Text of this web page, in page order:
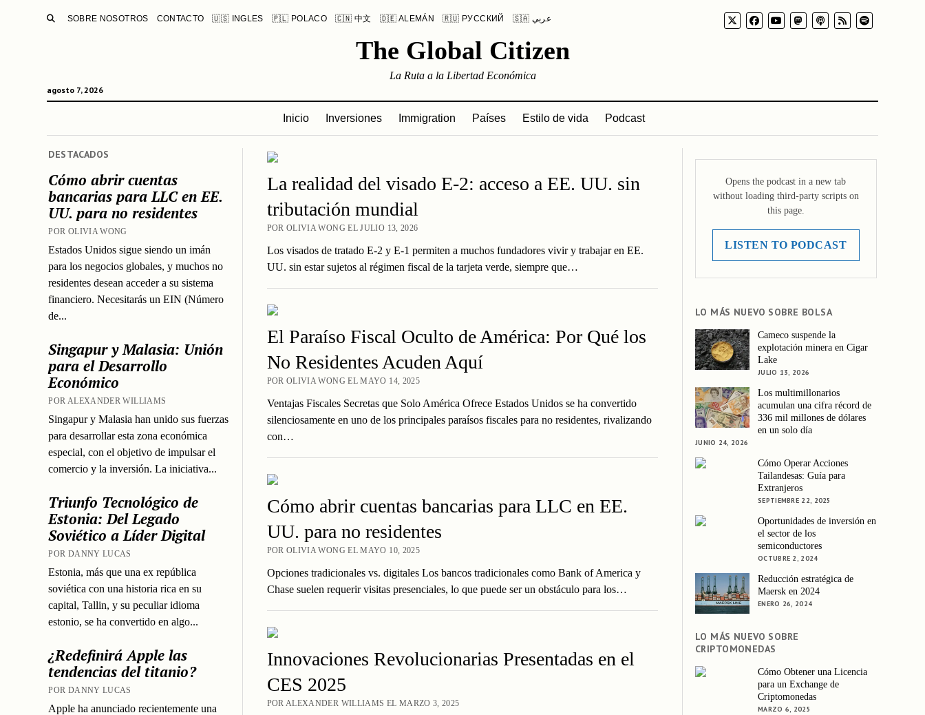
BUSCAR
SOBRE NOSOTROS CONTACTO 🇺🇸 INGLES 🇵🇱 POLACO 🇨🇳 中文 🇩🇪 ALEMÁN 🇷🇺 РУССКИЙ 🇸🇦 عربي
The Global Citizen
agosto 7, 2026
La Ruta a la Libertad Económica
Inicio Inversiones Immigration Países Estilo de vida Podcast
DESTACADOS
Cómo abrir cuentas
bancarias para LLC en EE.
UU. para no residentes
POR OLIVIA WONG
Estados Unidos sigue siendo un imán
para los negocios globales, y muchos no
residentes desean acceder a su sistema
financiero. Necesitarás un EIN (Número
de...
Singapur y Malasia: Unión
para el Desarrollo
Económico
POR ALEXANDER WILLIAMS
Singapur y Malasia han unido sus fuerzas
para desarrollar esta zona económica
especial, con el objetivo de impulsar el
comercio y la inversión. La iniciativa...
Triunfo Tecnológico de
Estonia: Del Legado
Soviético a Líder Digital
POR DANNY LUCAS
Estonia, más que una ex república
soviética con una historia rica en su
capital, Tallin, y su peculiar idioma
estonio, se ha convertido en algo...
¿Redefinirá Apple las
tendencias del titanio?
POR DANNY LUCAS
Apple ha anunciado recientemente una
La realidad del visado E-2: acceso a EE. UU. sin
tributación mundial
POR OLIVIA WONG EL JULIO 13, 2026
Los visados de tratado E-2 y E-1 permiten a muchos fundadores vivir y trabajar en EE.
UU. sin estar sujetos al régimen fiscal de la tarjeta verde, siempre que…
El Paraíso Fiscal Oculto de América: Por Qué los
No Residentes Acuden Aquí
POR OLIVIA WONG EL MAYO 14, 2025
Ventajas Fiscales Secretas que Solo América Ofrece Estados Unidos se ha convertido
silenciosamente en uno de los principales paraísos fiscales para no residentes, rivalizando
con…
Cómo abrir cuentas bancarias para LLC en EE.
UU. para no residentes
POR OLIVIA WONG EL MAYO 10, 2025
Opciones tradicionales vs. digitales Los bancos tradicionales como Bank of America y
Chase suelen requerir visitas presenciales, lo que puede ser un obstáculo para los…
Innovaciones Revolucionarias Presentadas en el
CES 2025
POR ALEXANDER WILLIAMS EL MARZO 3, 2025
Opens the podcast in a new tab
without loading third-party scripts on
this page.
LISTEN TO PODCAST
LO MÁS NUEVO SOBRE BOLSA
Cameco suspende la
explotación minera en Cigar
Lake
JULIO 13, 2026
Los multimillonarios
acumulan una cifra récord de
336 mil millones de dólares
en un solo día
JUNIO 24, 2026
Cómo Operar Acciones
Tailandesas: Guía para
Extranjeros
SEPTIEMBRE 22, 2025
Oportunidades de inversión en
el sector de los
semiconductores
OCTUBRE 2, 2024
Reducción estratégica de
Maersk en 2024
ENERO 26, 2024
LO MÁS NUEVO SOBRE
CRIPTOMONEDAS
Cómo Obtener una Licencia
para un Exchange de
Criptomonedas
MARZO 6, 2025